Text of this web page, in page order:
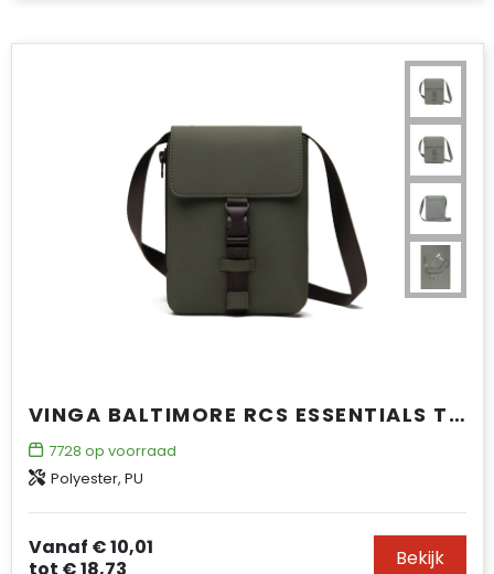
VINGA BALTIMORE RCS ESSENTIALS TAS
7728 op voorraad
Polyester, PU
Vanaf € 10,01
tot € 18,73 Bekijk